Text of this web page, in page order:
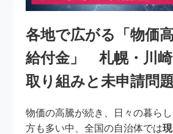
各地で広がる「物価
給付金」 札幌・川
取り組みと未申請問題
物価の高騰が続き、日々の暮ら
方も多い中、全国の自治体では